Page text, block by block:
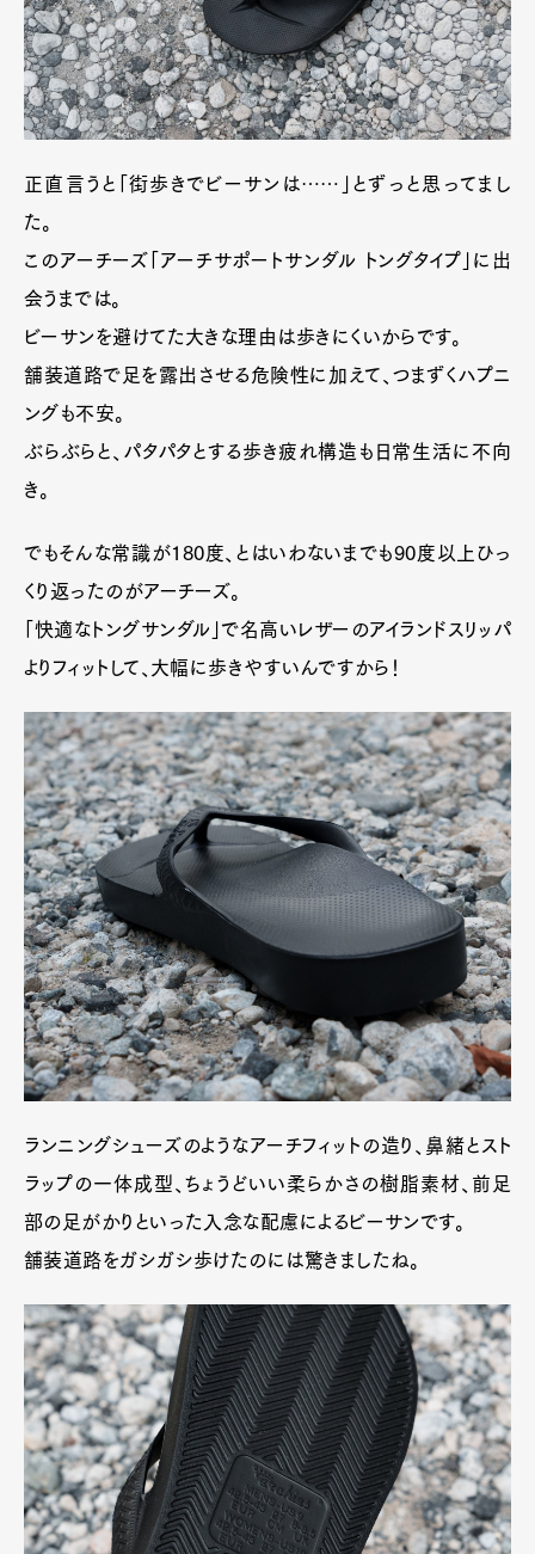
Official Columnist
About
Contact
正直言うと「街歩きでビーサンは……」とずっと思ってまし
た。
このアーチーズ「アーチサポートサンダル トングタイプ」に出
会うまでは。
ビーサンを避けてた大きな理由は歩きにくいからです。
舗装道路で足を露出させる危険性に加えて、つまずくハプニ
ングも不安。
ぶらぶらと、パタパタとする歩き疲れ構造も日常生活に不向
き。
でもそんな常識が180度、とはいわないまでも90度以上ひっ
くり返ったのがアーチーズ。
「快適なトングサンダル」で名高いレザーのアイランドスリッパ
よりフィットして、大幅に歩きやすいんですから！
ランニングシューズのようなアーチフィットの造り、鼻緒とスト
ラップの一体成型、ちょうどいい柔らかさの樹脂素材、前足
部の足がかりといった入念な配慮によるビーサンです。
舗装道路をガシガシ歩けたのには驚きましたね。